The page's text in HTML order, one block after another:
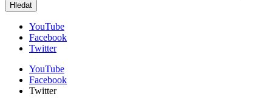
YouTube
Facebook
Twitter
YouTube
Facebook
Twitter